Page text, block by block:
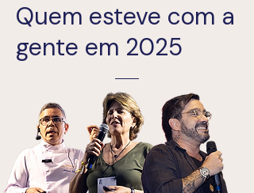
Quem esteve com a
gente em 2025